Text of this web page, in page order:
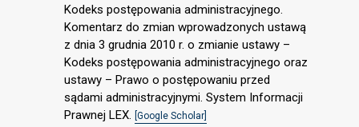
Kodeks postępowania administracyjnego.
Komentarz do zmian wprowadzonych ustawą
z dnia 3 grudnia 2010 r. o zmianie ustawy –
Kodeks postępowania administracyjnego oraz
ustawy – Prawo o postępowaniu przed
sądami administracyjnymi. System Informacji
Prawnej LEX. [Google Scholar]